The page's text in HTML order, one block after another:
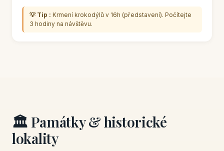
💡 Tip : Krmení krokodýlů v 16h (představení). Počítejte
3 hodiny na návštěvu.
🏛️ Památky & historické
lokality